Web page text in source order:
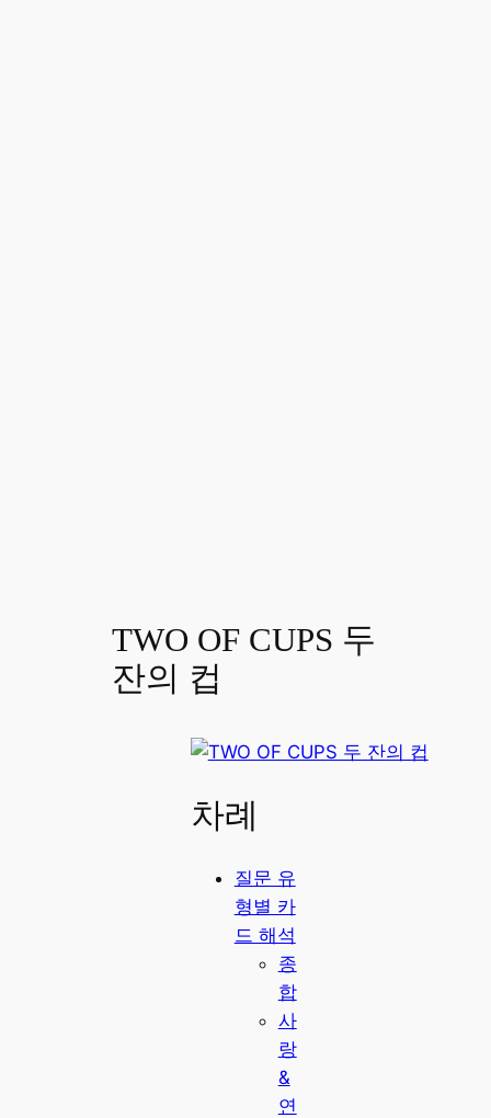
TWO OF CUPS 두
잔의 컵
차례
질문 유
형별 카
드 해석
종
합
사
랑
&
연